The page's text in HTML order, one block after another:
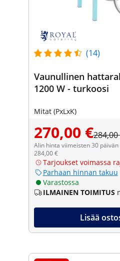
(14)
Vaunullinen
1200 W - turkoosi
Mitat (PxLxK)
270,00 €284,00
Alin hinta viimeisten 30
284,00 €
Tarjoukset voimassa
Parhaan hinnan takuu
Varastossa
ILMAINEN TOIMITUS
Lisää